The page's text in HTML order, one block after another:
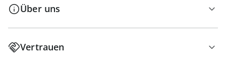
Über uns
Vertrauen